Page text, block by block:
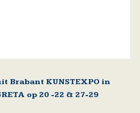
Brabant KUNSTEXPO in
op 20 -22 & 27-29